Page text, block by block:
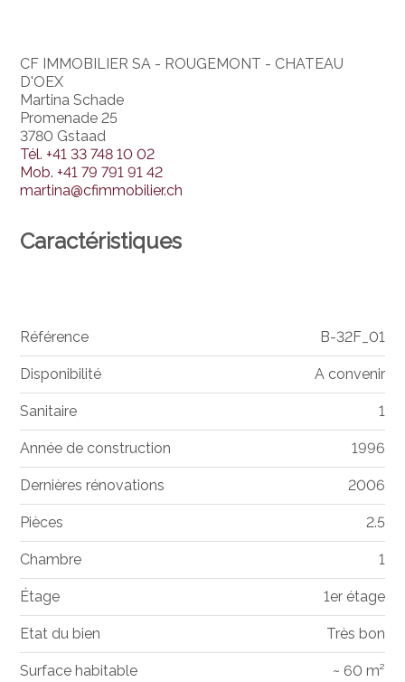
CF IMMOBILIER SA - ROUGEMONT - CHATEAU
D'OEX
Martina Schade
Promenade 25
3780 Gstaad
Tél.+41 33 748 10 02
Mob.+41 79 791 91 42
martina@cfimmobilier.ch
Caractéristiques
Référence B-32F_01
Disponibilité A convenir
Sanitaire 1
Année de construction 1996
Dernières rénovations 2006
Pièces 2.5
Chambre 1
Étage 1er étage
Etat du bien Très bon
Surface habitable ~ 60 m²